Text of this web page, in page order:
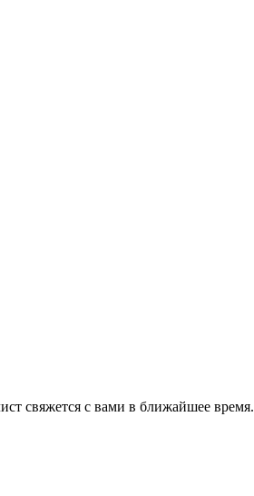
свяжется с вами в ближайшее время.